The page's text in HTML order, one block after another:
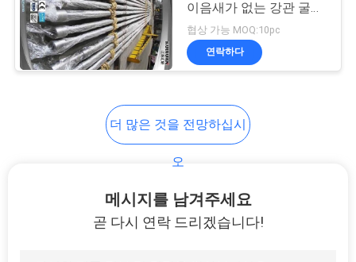
이음새가 없는 강관 굴대
막대기/합금 강철 핵심
막대
협상 가능 MOQ:10pc
연락하다
더 많은 것을 전망하십시
오
메시지를 남겨주세요
곧 다시 연락 드리겠습니다!